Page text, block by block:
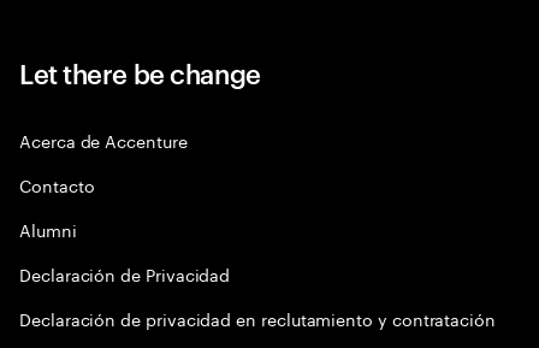
Let there be change
Acerca de Accenture
Contacto
Alumni
Declaración de Privacidad
Declaración de privacidad en reclutamiento y contratación